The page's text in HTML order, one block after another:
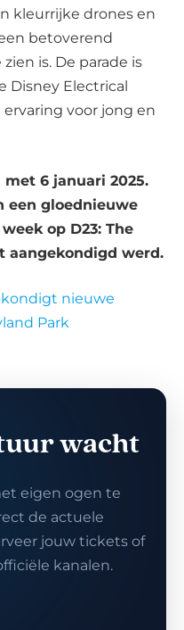
kleurrijke drones en
betoverend
is. De parade is
Disney Electrical
voor jong en
6 januari 2025.
een gloednieuwe
op D23: The
aangekondigd werd.
kondigt nieuwe
Park
wacht
eigen ogen te
de actuele
jouw tickets of
kanalen.